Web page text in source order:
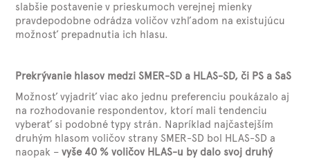
slabšie postavenie v prieskumoch verejnej mienky
pravdepodobne odrádza voličov vzhľadom na existujúcu
možnosť prepadnutia ich hlasu.
Prekrývanie hlasov medzi SMER-SD a HLAS-SD, či PS a SaS
Možnosť vyjadriť viac ako jednu preferenciu poukázalo aj
na rozhodovanie respondentov, ktorí mali tendenciu
vyberať si podobné typy strán. Napríklad najčastejším
druhým hlasom voličov strany SMER-SD bol HLAS-SD a
naopak –vyše 40 % voličov HLAS-u by dalo svoj druhý